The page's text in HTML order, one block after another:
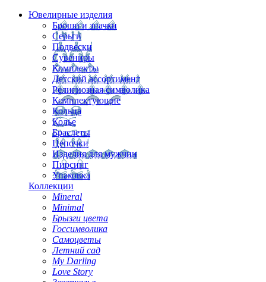
Ювелирные изделия
Броши и значки
Серьги
Подвески
Сувениры
Комплекты
Детский ассортимент
Религиозная символика
Комплектующие
Кольца
Колье
Браслеты
Цепочки
Изделия для мужчин
Пирсинг
Упаковка
Коллекции
Mineral
Minimal
Брызги цвета
Госсимволика
Самоцветы
Летний сад
My Darling
Love Story